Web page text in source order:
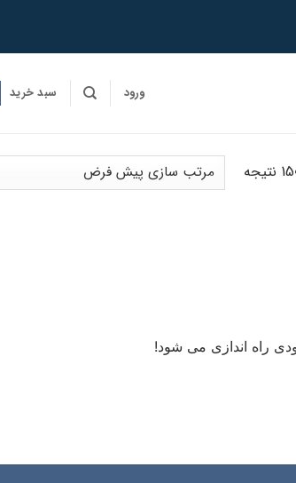
ورود سبد خرید
راه اندازی می شود!